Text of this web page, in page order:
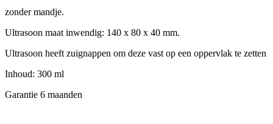
zonder mandje.
Ultrasoon maat inwendig: 140 x 80 x 40 mm.
Ultrasoon heeft zuignappen om deze vast op een oppervlak te zetten
Inhoud: 300 ml
Garantie 6 maanden